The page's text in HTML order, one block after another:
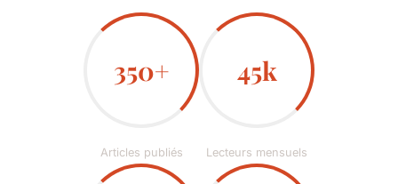
350+
Articles publiés
45k
Lecteurs mensuels